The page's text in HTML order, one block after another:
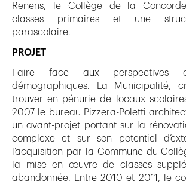
Renens, le Collège de la
classes primaires et une
parascolaire.
PROJET
Faire face aux perspectives
démographiques. La Municipalité,
trouver en pénurie de locaux
2007 le bureau Pizzera-Poletti
un avant-projet portant sur la
complexe et sur son potentiel
l’acquisition par la Commune du
la mise en œuvre de classes
abandonnée. Entre 2010 et 2011, le